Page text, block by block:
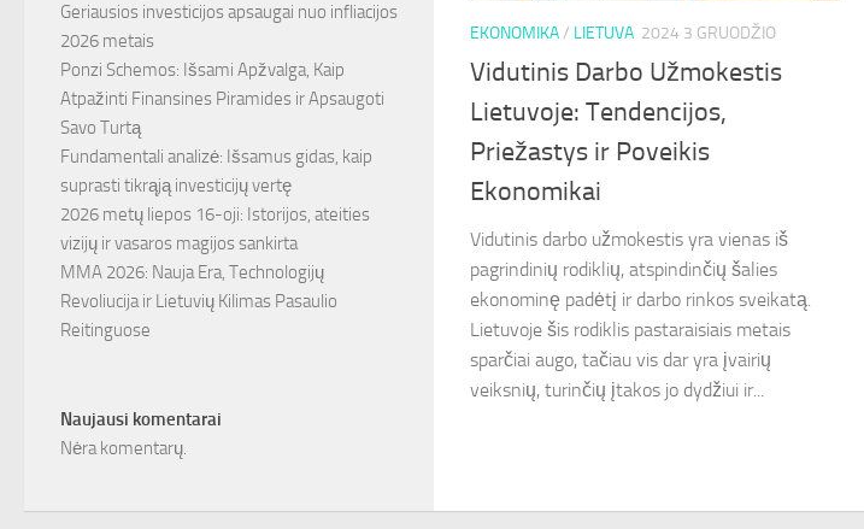
EKONOMIKA/ LIETUVA 2024 3 GRUODŽIO
Vidutinis Darbo Užmokestis
Lietuvoje: Tendencijos,
Priežastys ir Poveikis
Ekonomikai
Vidutinis darbo užmokestis yra vienas iš
pagrindinių rodiklių, atspindinčių šalies
ekonominę padėtį ir darbo rinkos sveikatą.
Lietuvoje šis rodiklis pastaraisiais metais
sparčiai augo, tačiau vis dar yra įvairių
veiksnių, turinčių įtakos jo dydžiui ir...
Geriausios investicijos apsaugai nuo infliacijos
2026 metais
Ponzi Schemos: Išsami Apžvalga, Kaip
Atpažinti Finansines Piramides ir Apsaugoti
Savo Turtą
Fundamentali analizė: Išsamus gidas, kaip
suprasti tikrąją investicijų vertę
2026 metų liepos 16-oji: Istorijos, ateities
vizijų ir vasaros magijos sankirta
MMA 2026: Nauja Era, Technologijų
Revoliucija ir Lietuvių Kilimas Pasaulio
Reitinguose
Naujausi komentarai
Nėra komentarų.